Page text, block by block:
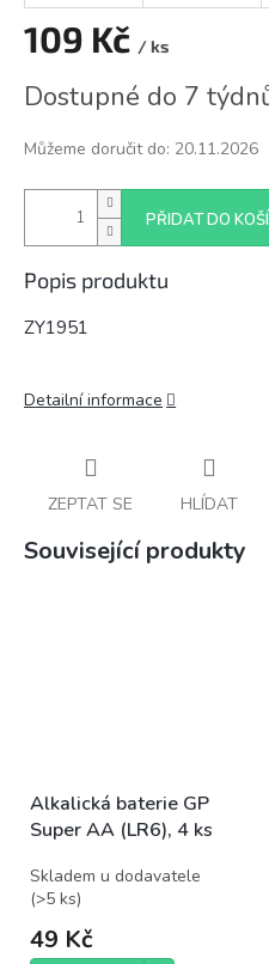
109 Kč / ks
cena:
Dostupné do 7
Můžeme doručit do: 20.11.2026
PŘIDAT DO
Popis produktu
ZY1951
Detailní informace
ZEPTAT SE HLÍDAT
Související produkty
Alkalická baterie GP
Super AA (LR6), 4 ks
Skladem u dodavatele
(>5 ks)
49 Kč